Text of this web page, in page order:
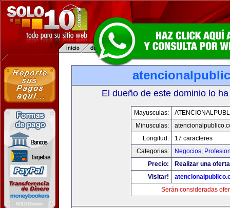
El dueño de este dominio lo
Mayusculas:
Minusculas:
Longitud:
17 caracteres
Categorias:
Negocios,
Precio:
Realizar una
Visitar!
Serán consideradas